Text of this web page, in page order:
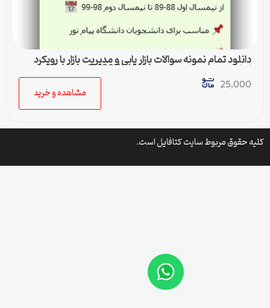
دانلود تمام نمونه سوالات بازار یابی و مدیریت بازار با رویکرد
اسلامی رشته مدیریت صنعتی کد 1218070 پیام نور
25,000
مشاهده و خرید
کلیه حقوق مربوط سایت کتافایل است.